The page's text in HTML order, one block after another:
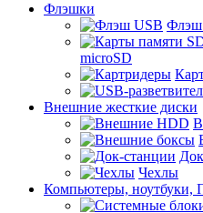
Флэшки
Флэш
microSD
Внешние жесткие диски
Чехлы
Компьютеры, ноутбуки,